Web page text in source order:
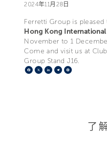
2024年11月28日
Ferretti Group is
Hong Kong
November to 1
Come and visit us at
Group Stand J16.
Facebook
X LinkedIn
Telegram
了